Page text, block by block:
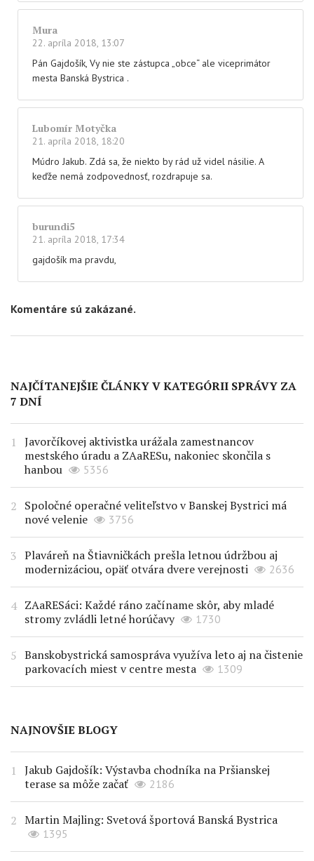
Mura
22. apríla 2018, 13:07
Pán Gajdošík, Vy nie ste zástupca „obce“ ale viceprimátor
mesta Banská Bystrica .
Lubomír Motyčka
21. apríla 2018, 18:20
Múdro Jakub. Zdá sa, že niekto by rád už videl násilie. A
keďže nemá zodpovednosť, rozdrapuje sa.
burundi5
21. apríla 2018, 17:34
gajdošík ma pravdu,
Komentáre sú zakázané.
NAJČÍTANEJŠIE ČLÁNKY V KATEGÓRII SPRÁVY ZA
7 DNÍ
Javorčíkovej aktivistka urážala zamestnancov
mestského úradu a ZAaRESu, nakoniec skončila s
hanbou
5356
Spoločné operačné veliteľstvo v Banskej Bystrici má
nové velenie
3756
Plaváreň na Štiavničkách prešla letnou údržbou aj
modernizáciou, opäť otvára dvere verejnosti
2636
ZAaRESáci: Každé ráno začíname skôr, aby mladé
stromy zvládli letné horúčavy
1730
Banskobystrická samospráva využíva leto aj na čistenie
parkovacích miest v centre mesta
1309
NAJNOVŠIE BLOGY
Jakub Gajdošík: Výstavba chodníka na Pršianskej
terase sa môže začať
2186
Martin Majling: Svetová športová Banská Bystrica
1395